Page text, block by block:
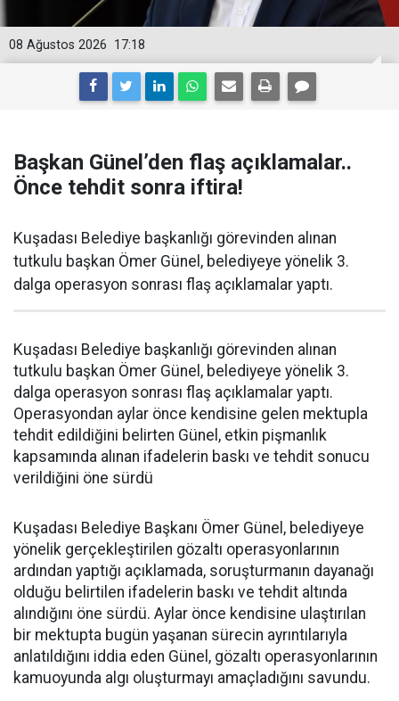
17:18
08 Ağustos 2026
Başkan Günel’den flaş açıklamalar..
Önce tehdit sonra iftira!
Kuşadası Belediye başkanlığı görevinden alınan
tutkulu başkan Ömer Günel, belediyeye yönelik 3.
dalga operasyon sonrası flaş açıklamalar yaptı.
Kuşadası Belediye başkanlığı görevinden alınan
tutkulu başkan Ömer Günel, belediyeye yönelik 3.
dalga operasyon sonrası flaş açıklamalar yaptı.
Operasyondan aylar önce kendisine gelen mektupla
tehdit edildiğini belirten Günel, etkin pişmanlık
kapsamında alınan ifadelerin baskı ve tehdit sonucu
verildiğini öne sürdü
Kuşadası Belediye Başkanı Ömer Günel, belediyeye
yönelik gerçekleştirilen gözaltı operasyonlarının
ardından yaptığı açıklamada, soruşturmanın dayanağı
olduğu belirtilen ifadelerin baskı ve tehdit altında
alındığını öne sürdü. Aylar önce kendisine ulaştırılan
bir mektupta bugün yaşanan sürecin ayrıntılarıyla
anlatıldığını iddia eden Günel, gözaltı operasyonlarının
kamuoyunda algı oluşturmayı amaçladığını savundu.